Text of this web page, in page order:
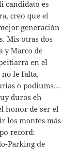
candidato es
creo que el
generación
Mis otras dos
y Marco de
en el
no le falta,
o podiums…
duros eh
honor de ser el
los montes más
record:
Parking de